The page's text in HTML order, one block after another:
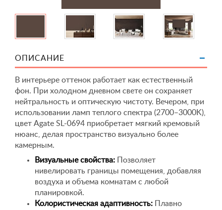
ОПИСАНИЕ
В интерьере оттенок работает как естественный
фон. При холодном дневном свете он сохраняет
нейтральность и оптическую чистоту. Вечером, при
использовании ламп теплого спектра (2700–3000K),
цвет Agate SL-0694 приобретает мягкий кремовый
нюанс, делая пространство визуально более
камерным.
Визуальные свойства: Позволяет
нивелировать границы помещения, добавляя
воздуха и объема комнатам с любой
планировкой.
Колористическая адаптивность: Плавно